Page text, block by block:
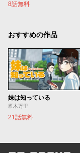
8話無料
おすすめの作品
妹は知っている
雁木万里
21話無料